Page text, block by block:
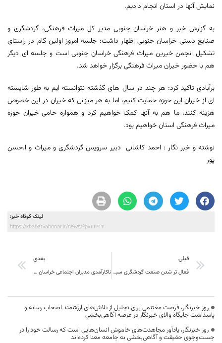
نمایش آنها در استان انجام دادیم.
به گزارش خبر و هنر خراسان جنوبی مدیر کل میراث فرهنگی، گردشگری و
صنایع دستی خراسان جنوبی اظهار داشت: جلسه امروز اولین گام در راستای
تشکیل انجمن خیرین میراث فرهنگی خراسان جنوبی است و جلسه ای دیگر
هم با حضور خیران میراث فرهنگی برگزار خواهد شد.
برآبادی تاکید کرد: هر چند در سال های گذشته نتوانسته ایم به طور شایسته
ای از خیران این حوزه حمایت کنیم، اما به هر میزانی که خیران در این خصوص
هزینه کنند، ما هم به آنها کمک خواهیم کرد و همواره حامی خیران حوزه
میراث فرهنگی استان خواهیم بود.
نوشته و خبر نگار : احمد کاشانی دبیر سرویس گردشگری و میراث و ا.حسن
پور
لینک کوتاه خبر:
https://khabarvahonar.ir/news/?p=112422
قبلی
فعال تر شدن صنعت گردشگری سبب تحول استان خواهد شد
بعدی
ناکارآمدی مدیران اجتماعی خراسان جنوبی در مبارزه با تکدیگری؛ از جلسات تکراری تا حضور پررنگ زنان متکدی در چهارراههای بیرجند
روز خبرنگار، فرصت مغتنمی برای تجلیل از تلاش‌های ارزشمند اصحاب رسانه و
پاسداشت جایگاه والای خبرنگار در عرصه آگاهی‌بخشی
روز خبرنگار، یادآور مجاهدت‌های خاموش انسان‌هایی است که رسالت خود را در
جست‌وجوی حقیقت و آگاهی‌بخشی به جامعه معنا کرده‌اند